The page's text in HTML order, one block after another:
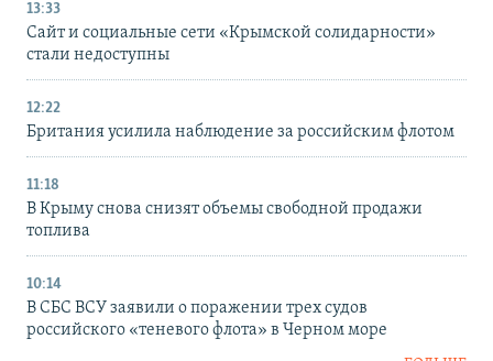
13:33
Сайт и социальные сети «Крымской солидарности»
стали недоступны
12:22
Британия усилила наблюдение за российским флотом
11:18
В Крыму снова снизят объемы свободной продажи
топлива
10:14
В СБС ВСУ заявили о поражении трех судов
российского «теневого флота» в Черном море